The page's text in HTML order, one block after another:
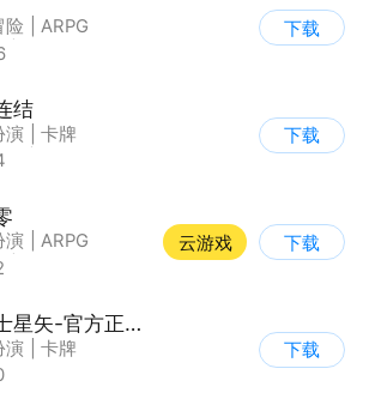
险
ARPG
下载
结
演
卡牌
下载
演
ARPG
云游戏 下载
圣斗士星矢-官方正版(腾讯)
演
卡牌
编
下载